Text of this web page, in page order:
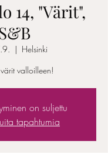
14, "Värit",
  |
Helsinki
valloilleen!
on suljettu
tapahtumia